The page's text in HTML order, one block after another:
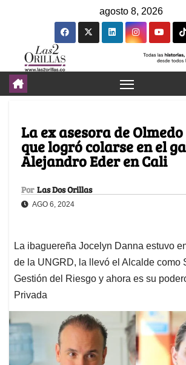
agosto 8, 2026
La ex asesora de
que logró colarse en el
Alejandro Eder en Cali
Por Las Dos Orillas
AGO 6, 2024
La ibaguereña Jocelyn Danna estuvo
de la UNGRD, la llevó el Alcalde como
Gestión del Riesgo y ahora es su
Privada